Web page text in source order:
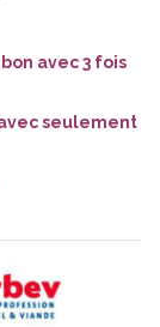
avec 3 fois
seulement